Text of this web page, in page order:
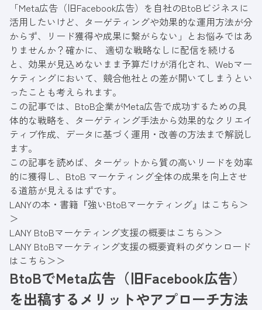
「Meta広告（旧Facebook広告）を自社のBtoBビジネスに
活用したいけど、ターゲティングや効果的な運用方法が分
からず、リード獲得や成果に繋がらない」とお悩みではあ
りませんか？確かに、 適切な戦略なしに配信を続ける
と、効果が見込めないまま予算だけが消化され、Webマー
ケティングにおいて、競合他社との差が開いてしまうとい
ったことも考えられます。
この記事では、BtoB企業がMeta広告で成功するための具
体的な戦略を、ターゲティング手法から効果的なクリエイ
ティブ作成、データに基づく運用・改善の方法まで解説し
ます。
この記事を読めば、ターゲットから質の高いリードを効率
的に獲得し、BtoB マーケティング全体の成果を向上させ
る道筋が見えるはずです。
LANYの本・書籍『強いBtoBマーケティング』はこちら＞
＞
LANY BtoBマーケティング支援の概要はこちら＞＞
LANY BtoBマーケティング支援の概要資料のダウンロード
はこちら＞＞
BtoBでMeta広告（旧Facebook広告）
を出稿するメリットやアプローチ方法